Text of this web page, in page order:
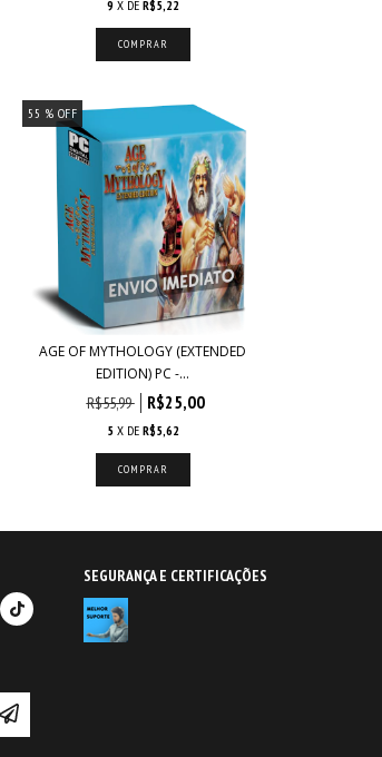
9 X DE R$5,22
55 % OFF
AGE OF MYTHOLOGY (EXTENDED
EDITION) PC -...
R$55,99 R$25,00
5 X DE R$5,62
SEGURANÇA E CERTIFICAÇÕES